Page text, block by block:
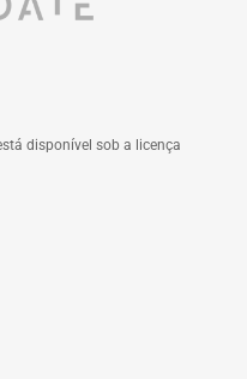
disponível sob a licença